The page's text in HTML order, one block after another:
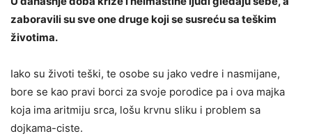
zaboravili su sve one druge koji se susreću sa teškim
životima.
Iako su životi teški, te osobe su jako vedre i nasmijane,
bore se kao pravi borci za svoje porodice pa i ova majka
koja ima aritmiju srca, lošu krvnu sliku i problem sa
dojkama-ciste.